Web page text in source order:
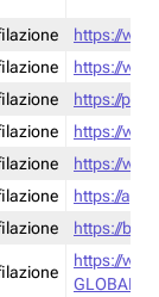
https://
https://
https://
https://
https://
https://
https://
https://
GLOBAL-